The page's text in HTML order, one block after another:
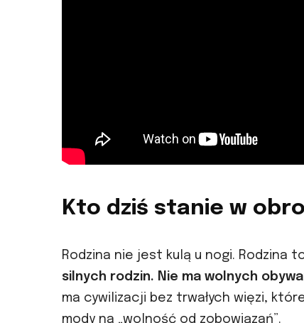
Kto dziś stanie w
Rodzina nie jest kulą u nogi. Rodzina
silnych rodzin. Nie ma wolnych
ma cywilizacji bez trwałych więzi,
mody na „wolność od zobowiązań”.